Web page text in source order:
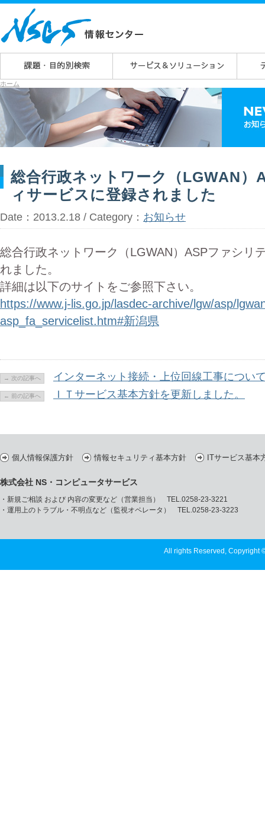
ホーム
総合行政ネットワーク（LGWAN）
ィサービスに登録されました
Date：2013.2.18 / Category： お知らせ
総合行政ネットワーク（LGWAN）ASPファシリ
れました。
詳細は以下のサイトをご参照下さい。
https://www.j-lis.go.jp/lasdec-archive/lgw/asp/
asp_fa_servicelist.htm#新潟県
→ 次の記事へ インターネット接続・上位回線工事につい
← 前の記事へ ＩＴサービス基本方針を更新しました。
個人情報保護方針 情報セキュリティ基本方針 ITサービス基本
株式会社 NS・コンピュータサービス
・新規ご相談 および 内容の変更など（営業担当） TEL.0258-23-3221
・運用上のトラブル・不明点など（監視オペレータ） TEL.0258-23-3223
All rights Reserved, Copyright